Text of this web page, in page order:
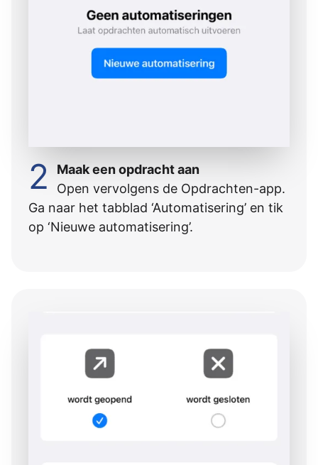
2
Maak een opdracht aan
Open vervolgens de Opdrachten-app.
Ga naar het tabblad ‘Automatisering’ en tik
op ‘Nieuwe automatisering’.